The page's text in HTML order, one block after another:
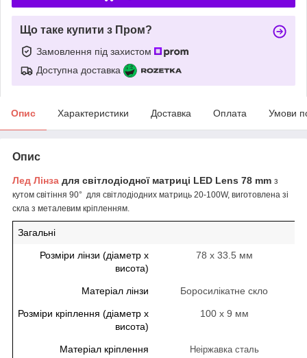
Що таке купити з Пром?
Замовлення під захистом
Доступна доставка
Опис Характеристики Доставка Оплата Умови
Опис
Лед Лінза для світлодіодної матриці LED Lens 78 mm з
кутом світіння 90° для світлодіодних матриць 20-100W, виготовлена зі
скла з металевим кріпленням.
Загальні
Розміри лінзи (діаметр х
висота)
78 x 33.5 мм
Матеріал лінзи Боросилікатне скло
Розміри кріплення (діаметр х
висота)
100 х 9 мм
Матеріал кріплення Неіржавка сталь